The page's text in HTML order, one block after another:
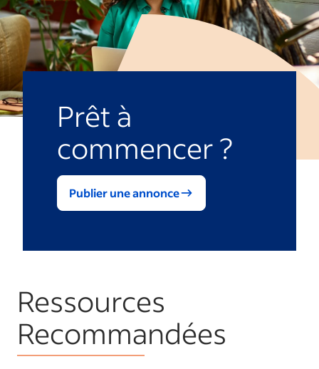
Prêt à
commencer ?
Publier une annonce
Ressources
Recommandées